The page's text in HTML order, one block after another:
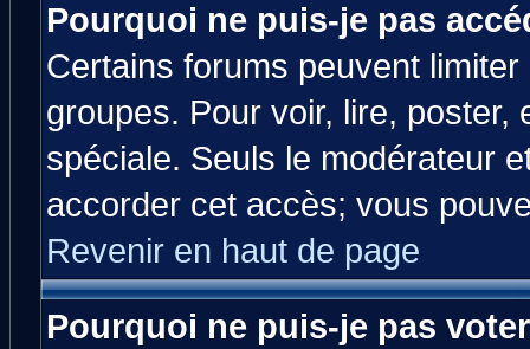
Pourquoi ne puis-je pas
Certains forums peuvent
groupes. Pour voir, lire,
spéciale. Seuls le modérateur
accorder cet accès; vous
Revenir en haut de page
Pourquoi ne puis-je pas